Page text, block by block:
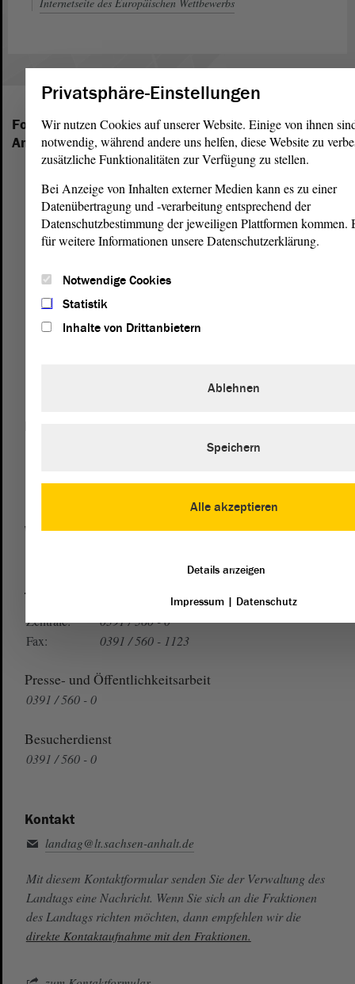
Folgende Fraktionen sind im Landtag von Sachsen-
Anhalt vertreten:
39104 Magdeburg
Wegbeschreibung
Telefon und Fax
Zentrale:
0391 / 560 - 0
Fax:
0391 / 560 - 1123
Presse- und Öffentlichkeitsarbeit
0391 / 560 - 0
Besucherdienst
0391 / 560 - 0
Kontakt
landtag@lt.sachsen-anhalt.de
Mit diesem Kontaktformular senden Sie der Verwaltung des
Landtags eine Nachricht. Wenn Sie sich an die Fraktionen
des Landtags richten möchten, dann empfehlen wir die
direkte Kontaktaufnahme mit den Fraktionen.
Privatsphäre-Einstellungen
Wir nutzen Cookies auf unserer Website. Einige von ihnen
notwendig, während andere uns helfen, diese Website zu
zusätzliche Funktionalitäten zur Verfügung zu stellen.
Bei Anzeige von Inhalten externer Medien kann es zu einer
Datenübertragung und -verarbeitung entsprechend der
Datenschutzbestimmung der jeweiligen Plattformen kommen.
für weitere Informationen unsere Datenschutzerklärung.
Notwendige Cookies
Statistik
Inhalte von Drittanbietern
Alle akzeptieren
Ablehnen
Speichern
Details anzeigen
Impressum | Datenschutz